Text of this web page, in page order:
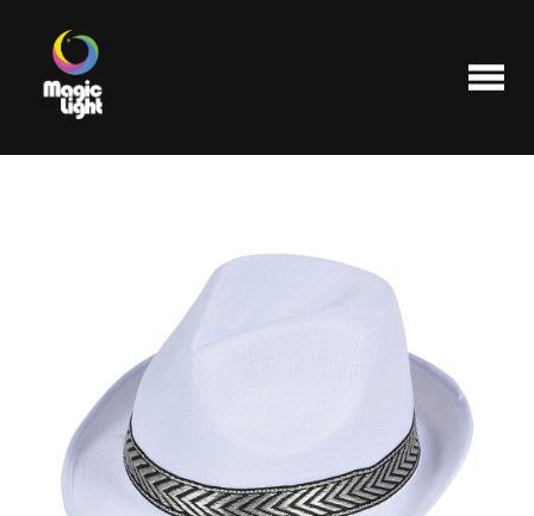
Les plus populaires
Liquidations
FAQ